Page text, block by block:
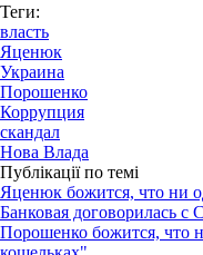
Теги:
власть
Яценюк
Украина
Порошенко
Коррупция
скандал
Нова Влада
Публікації по темі
Яценюк божится, что ни
Банковая договорилась
Порошенко божится, что